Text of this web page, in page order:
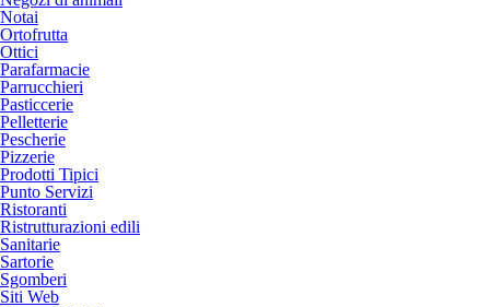
Notai
Ortofrutta
Ottici
Parafarmacie
Parrucchieri
Pasticcerie
Pelletterie
Pescherie
Pizzerie
Prodotti Tipici
Punto Servizi
Ristoranti
Ristrutturazioni edili
Sanitarie
Sartorie
Sgomberi
Siti Web